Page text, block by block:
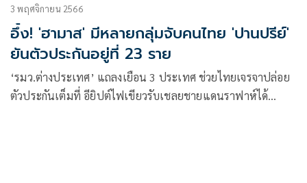
3 พฤศจิกายน 2566
อึ้ง! 'ฮามาส' มีหลายกลุ่มจับคนไทย 'ปานปรีย์'
ยันตัวประกันอยู่ที่ 23 ราย
‘รมว.ต่างประเทศ’ แถลงเยือน 3 ประเทศ ช่วยไทยเจรจาปล่อย
ตัวประกันเต็มที่ อียิปต์ไฟเขียวรับเชลยชายแดนราฟาห์ได้